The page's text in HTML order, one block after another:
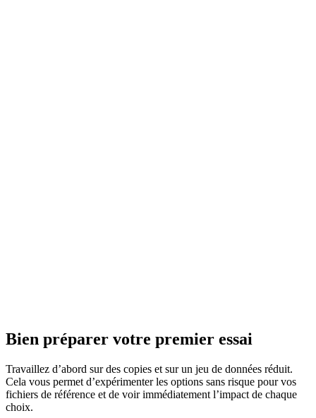
Bien préparer votre premier essai
Travaillez d’abord sur des copies et sur un jeu de données réduit.
Cela vous permet d’expérimenter les options sans risque pour vos
fichiers de référence et de voir immédiatement l’impact de chaque
choix.